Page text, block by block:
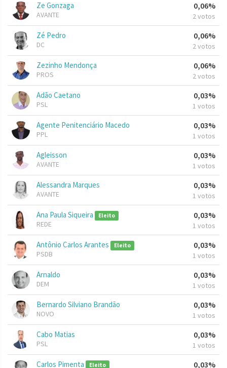
Ze Gonzaga
AVANTE
0,06%
2 votos
Zé Pedro
DC
0,06%
2 votos
Zezinho Mendonça
PROS
0,06%
2 votos
Adão Caetano
PSL
0,03%
1 votos
Agente Penitenciário Macedo
PPL
0,03%
1 votos
Agleisson
AVANTE
0,03%
1 votos
Alessandra Marques
AVANTE
0,03%
1 votos
Ana Paula Siqueira Eleito
REDE
0,03%
1 votos
Antônio Carlos Arantes Eleito
PSDB
0,03%
1 votos
Arnaldo
DEM
0,03%
1 votos
Bernardo Silviano Brandão
NOVO
0,03%
1 votos
Cabo Matias
PSL
0,03%
1 votos
Carlos Pimenta Eleito 0,03%